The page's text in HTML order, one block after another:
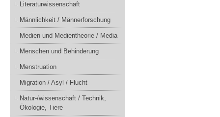
Literaturwissenschaft
Männlichkeit / Männerforschung
Medien und Medientheorie / Media
Menschen und Behinderung
Menstruation
Migration / Asyl / Flucht
Natur-/wissenschaft / Technik,
Ökologie, Tiere